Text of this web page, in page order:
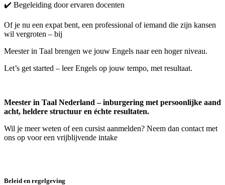
✔️ Begeleiding door ervaren docenten
Of je nu een expat bent, een professional of iemand die zijn kansen
wil vergroten – bij
Meester in Taal brengen we jouw Engels naar een hoger niveau.
Let’s get started – leer Engels op jouw tempo, met resultaat.
Meester in Taal Nederland – inburgering met persoonlijke aand
acht, heldere structuur en échte resultaten.
Wil je meer weten of een cursist aanmelden? Neem dan contact met
ons op voor een vrijblijvende intake
Beleid en regelgeving